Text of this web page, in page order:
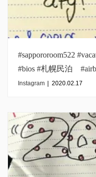
#sappororoom522
#bios #札幌民泊
#inmysapporo#spain
Instagram 2020.02.17